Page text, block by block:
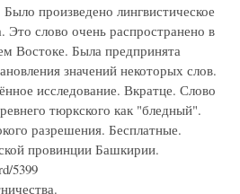
произведено лингвистическое
Это слово очень распространено в
Востоке. Была предпринята
значений некоторых слов.
исследование. Вкратце. Слово
тюркского как "бледный".
разрешения. Бесплатные.
провинции Башкирии.
5399